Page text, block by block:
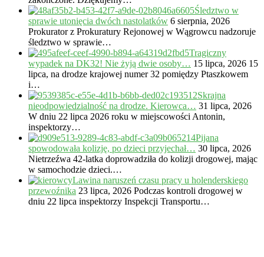
Śledztwo w
sprawie utonięcia dwóch nastolatków 6 sierpnia, 2026
Prokurator z Prokuratury Rejonowej w Wągrowcu nadzoruje
śledztwo w sprawie…
Tragiczny
wypadek na DK32! Nie żyją dwie osoby… 15 lipca, 2026 15
lipca, na drodze krajowej numer 32 pomiędzy Ptaszkowem
i…
Skrajna
nieodpowiedzialność na drodze. Kierowca… 31 lipca, 2026
W dniu 22 lipca 2026 roku w miejscowości Antonin,
inspektorzy…
Pijana
spowodowała kolizję, po dzieci przyjechał… 30 lipca, 2026
Nietrzeźwa 42-latka doprowadziła do kolizji drogowej, mając
w samochodzie dzieci.…
Lawina naruszeń czasu pracy u holenderskiego
przewoźnika 23 lipca, 2026 Podczas kontroli drogowej w
dniu 22 lipca inspektorzy Inspekcji Transportu…